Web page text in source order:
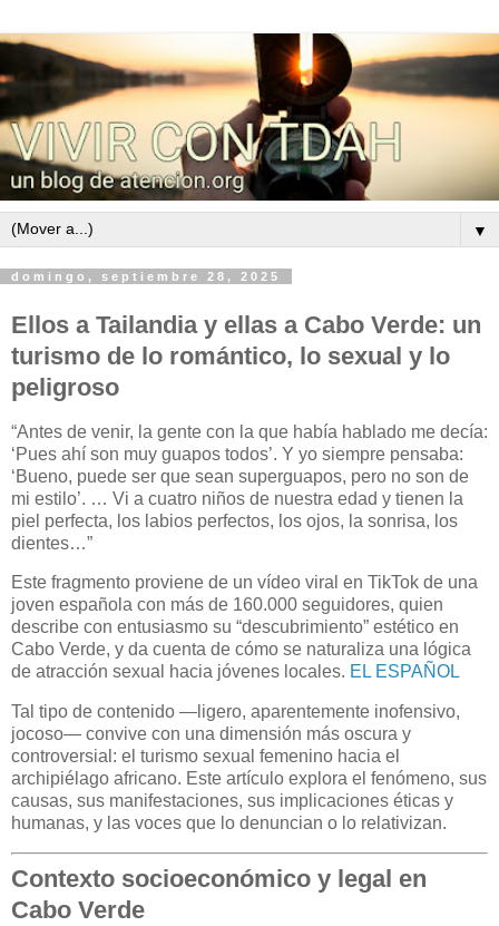
▼
domingo, septiembre 28, 2025
Ellos a Tailandia y ellas a Cabo Verde: un
turismo de lo romántico, lo sexual y lo
peligroso
“Antes de venir, la gente con la que había hablado me decía:
‘Pues ahí son muy guapos todos’. Y yo siempre pensaba:
‘Bueno, puede ser que sean superguapos, pero no son de
mi estilo’. … Vi a cuatro niños de nuestra edad y tienen la
piel perfecta, los labios perfectos, los ojos, la sonrisa, los
dientes…”
Este fragmento proviene de un vídeo viral en TikTok de una
joven española con más de 160.000 seguidores, quien
describe con entusiasmo su “descubrimiento” estético en
Cabo Verde, y da cuenta de cómo se naturaliza una lógica
de atracción sexual hacia jóvenes locales. EL ESPAÑOL
Tal tipo de contenido —ligero, aparentemente inofensivo,
jocoso— convive con una dimensión más oscura y
controversial: el turismo sexual femenino hacia el
archipiélago africano. Este artículo explora el fenómeno, sus
causas, sus manifestaciones, sus implicaciones éticas y
humanas, y las voces que lo denuncian o lo relativizan.
Contexto socioeconómico y legal en
Cabo Verde